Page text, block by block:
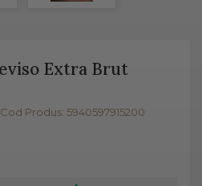
Extra Brut
Cod Produs: 5940597915200